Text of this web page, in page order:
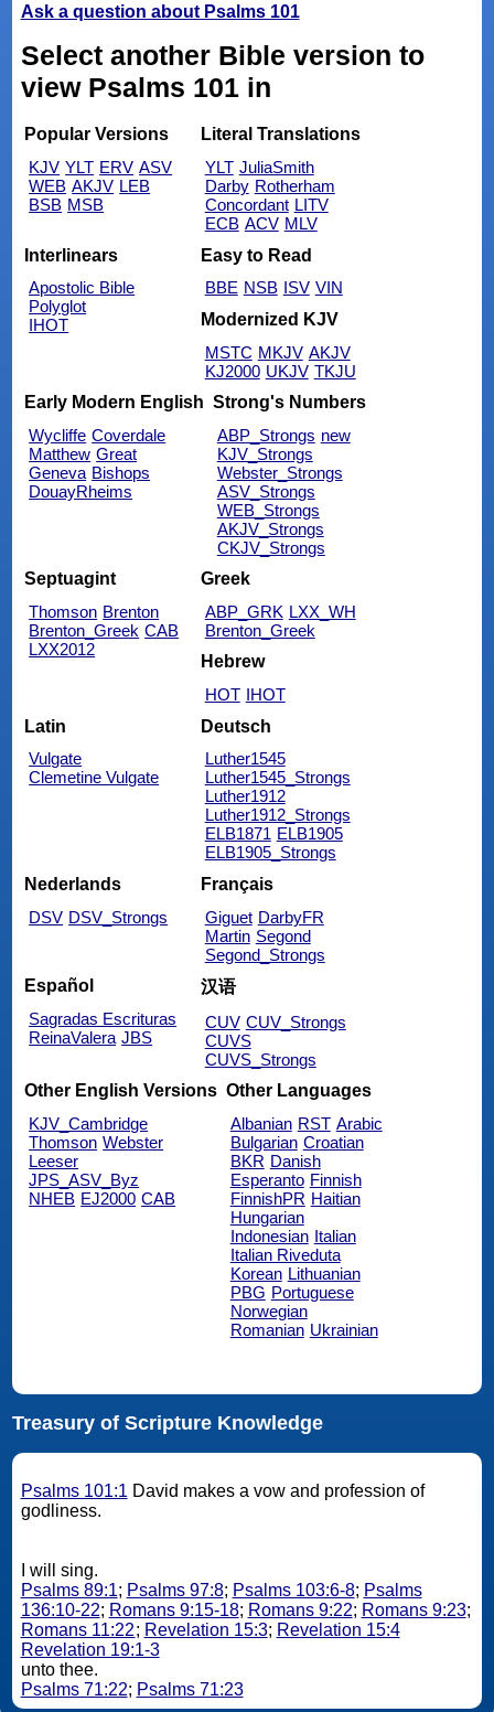
Ask a question about Psalms 101
Select another Bible version to
view Psalms 101 in
Popular Versions
KJV YLT ERV ASV
WEB AKJV LEB
BSB MSB
Literal Translations
YLT JuliaSmith
Darby Rotherham
Concordant LITV
ECB ACV MLV
Interlinears
Apostolic Bible
Polyglot
IHOT
Easy to Read
BBE NSB ISV VIN
Modernized KJV
MSTC MKJV AKJV
KJ2000 UKJV TKJU
Early Modern English
Wycliffe Coverdale
Matthew Great
Geneva Bishops
DouayRheims
Strong's Numbers
ABP_Strongs new
KJV_Strongs
Webster_Strongs
ASV_Strongs
WEB_Strongs
AKJV_Strongs
CKJV_Strongs
Septuagint
Thomson Brenton
Brenton_Greek CAB
LXX2012
Greek
ABP_GRK LXX_WH
Brenton_Greek
Hebrew
HOT IHOT
Latin
Vulgate
Clemetine Vulgate
Deutsch
Luther1545
Luther1545_Strongs
Luther1912
Luther1912_Strongs
ELB1871 ELB1905
ELB1905_Strongs
Nederlands
DSV DSV_Strongs
Français
Giguet DarbyFR
Martin Segond
Segond_Strongs
Español
Sagradas Escrituras
ReinaValera JBS
汉语
CUV CUV_Strongs
CUVS
CUVS_Strongs
Other English Versions
KJV_Cambridge
Thomson Webster
Leeser
JPS_ASV_Byz
NHEB EJ2000 CAB
Other Languages
Albanian RST Arabic
Bulgarian Croatian
BKR Danish
Esperanto Finnish
FinnishPR Haitian
Hungarian
Indonesian Italian
Italian Riveduta
Korean Lithuanian
PBG Portuguese
Norwegian
Romanian Ukrainian
Treasury of Scripture Knowledge
Psalms 101:1 David makes a vow and profession of
godliness.
I will sing.
Psalms 89:1; Psalms 97:8; Psalms 103:6-8; Psalms
136:10-22; Romans 9:15-18; Romans 9:22; Romans 9:23;
Romans 11:22; Revelation 15:3; Revelation 15:4
Revelation 19:1-3
unto thee.
Psalms 71:22; Psalms 71:23